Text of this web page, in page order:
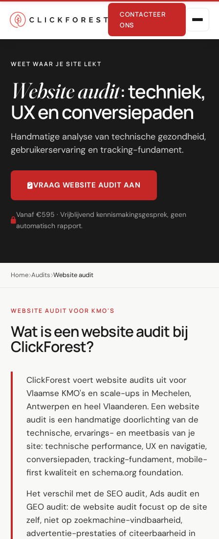
CONTACTEER
ONS
Online marketing
Performance
SEO
GEO
LinkedIn
Shopify e-commerce
AI voor groei
Marketing automation
AI content marketing
Chatbot
Software op maat
Opleiding
Razendsnel met Astro
Audits
WEET WAAR JE SITE LEKT
Website audit: techniek,
UX en conversiepaden
Handmatige analyse van technische gezondheid,
gebruikerservaring en tracking-fundament.
VRAAG WEBSITE AUDIT AAN
Vanaf €595 · Vrijblijvend kennismakingsgesprek, geen
automatisch rapport.
Home Audits Website audit
WEBSITE AUDIT VOOR KMO'S
Wat is een website audit bij
ClickForest?
ClickForest voert website audits uit voor
Vlaamse KMO's en scale-ups in Mechelen,
Antwerpen en heel Vlaanderen. Een website
audit is een handmatige doorlichting van de
technische, ervarings- en meetbasis van je
site: technische performance, UX en navigatie,
conversiepaden, tracking-fundament, mobile-
first kwaliteit en schema.org foundation.
Het verschil met de SEO audit, Ads audit en
GEO audit: de website audit focust op de site
zelf, niet op zoekmachine-vindbaarheid,
advertentie-prestaties of citeerbaarheid in